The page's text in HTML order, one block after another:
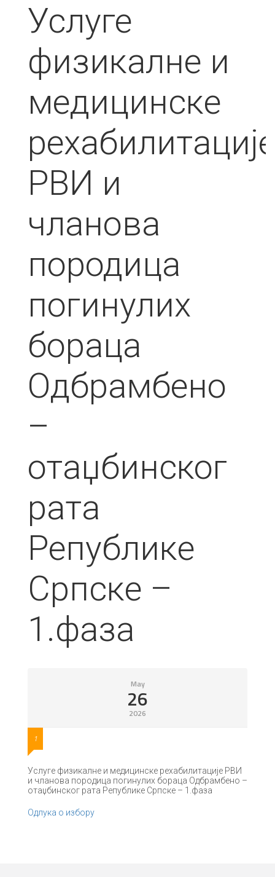
Услуге
физикалне и
медицинске
рехабилитације
РВИ и
чланова
породица
погинулих
бораца
Одбрамбено
–
отаџбинског
рата
Републике
Српске –
1.фаза
May
26
2026
1
Услуге физикалне и медицинске рехабилитације РВИ
и чланова породица погинулих бораца Одбрамбено –
отаџбинског рата Републике Српске – 1.фаза
Одлука о избору